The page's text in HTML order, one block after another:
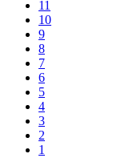
11
10
9
8
7
6
5
4
3
2
1